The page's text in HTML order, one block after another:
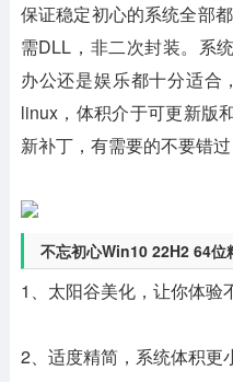
保证稳定初心的系统全部
需DLL，非二次封装。系
办公还是娱乐都十分适合
linux，体积介于可更新版
新补丁，有需要的不要错过
不忘初心Win10 22H2 64位
1、太阳谷美化，让你体验
2、适度精简，系统体积更